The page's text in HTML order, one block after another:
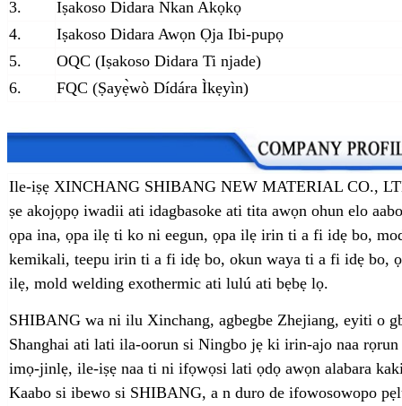
3.
Iṣakoso Didara Nkan Akọkọ
4.
Iṣakoso Didara Awọn Ọja Ibi-pupọ
5.
OQC (Iṣakoso Didara Ti njade)
6.
FQC (Ṣayẹ̀wò Dídára Ìkẹyìn)
Ile-iṣẹ XINCHANG SHIBANG NEW MATERIAL CO.,
ṣe akojọpọ iwadii ati idagbasoke ati tita awọn ohun elo
ọpa ina, ọpa ilẹ ti ko ni eegun, ọpa ilẹ irin ti a fi idẹ bo,
kemikali, teepu irin ti a fi idẹ bo, okun waya ti a fi idẹ bo,
ilẹ, mold welding exothermic ati lulú ati bẹbẹ lọ.
SHIBANG wa ni ilu Xinchang, agbegbe Zhejiang, eyiti o
Shanghai ati lati ila-oorun si Ningbo jẹ ki irin-ajo naa
imọ-jinlẹ, ile-iṣẹ naa ti ni ifọwọsi lati ọdọ awọn alabara
Kaabo si ibewo si SHIBANG, a n duro de ifowosowopo